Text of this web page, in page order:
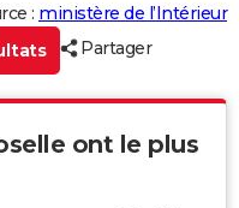
: ministère de l’Intérieur
Partager
ont le plus